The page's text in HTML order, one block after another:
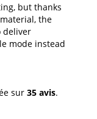
but thanks
the
deliver
mode instead
what it is
sur 35 avis.